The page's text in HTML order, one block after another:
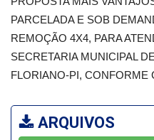
Secretarias e Órgãos
Mural de Licitações
Vídeos
PARCELADA E SOB
REMOÇÃO 4X4, PARA
SECRETARIA MUNICIPAL
FLORIANO-PI, CONFORME
ARQUIVOS